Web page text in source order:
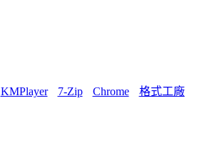
KMPlayer 7-Zip Chrome 格式工廠